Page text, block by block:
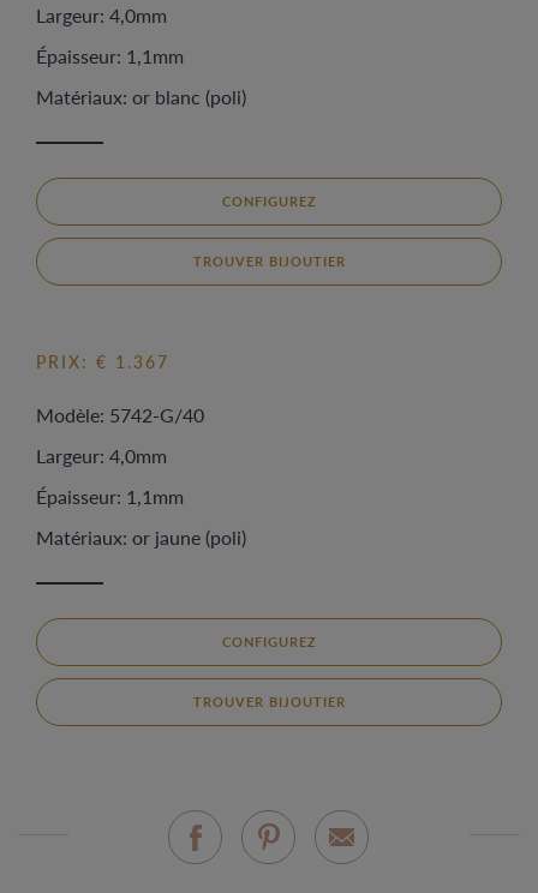
Largeur: 4,0mm
Épaisseur: 1,1mm
Matériaux: or blanc (poli)
CONFIGUREZ
TROUVER BIJOUTIER
PRIX: € 1.367
Modèle: 5742-G/40
Largeur: 4,0mm
Épaisseur: 1,1mm
Matériaux: or jaune (poli)
CONFIGUREZ
TROUVER BIJOUTIER